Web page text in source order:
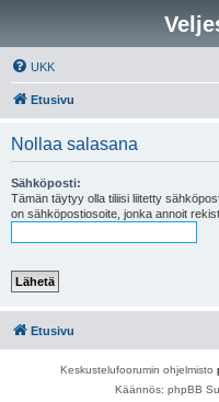
UKK
Etusivu
Nollaa salasana
Sähköposti:
Tämän täytyy olla tiliisi liitetty
on sähköpostiosoite, jonka annoit
Etusivu
Keskustelufoorumin ohjelmisto
Käännös: phpBB